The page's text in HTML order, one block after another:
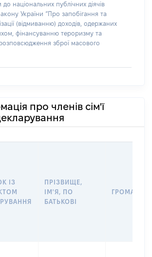
національних публічних діячів
України “Про запобігання та
(відмиванню) доходів, одержаних
фінансуванню тероризму та
зброї масового
про членів сім'ї
ІЗ
ПРІЗВИЩЕ,
ІМ'Я, ПО
БАТЬКОВІ